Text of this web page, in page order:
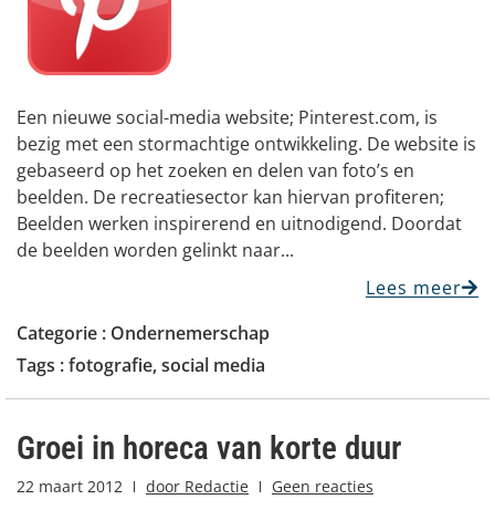
Een nieuwe social-media website; Pinterest.com, is
bezig met een stormachtige ontwikkeling. De website is
gebaseerd op het zoeken en delen van foto’s en
beelden. De recreatiesector kan hiervan profiteren;
Beelden werken inspirerend en uitnodigend. Doordat
de beelden worden gelinkt naar...
Lees meer
Categorie : Ondernemerschap
Tags :fotografie,social media
Groei in horeca van korte duur
22 maart 2012 door Redactie Geen reacties